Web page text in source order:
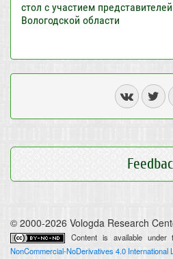
стол с участием
Вологодской области
© 2000-2026 Vologda Research
Content is available
NonCommercial-NoDerivatives 4.0 International